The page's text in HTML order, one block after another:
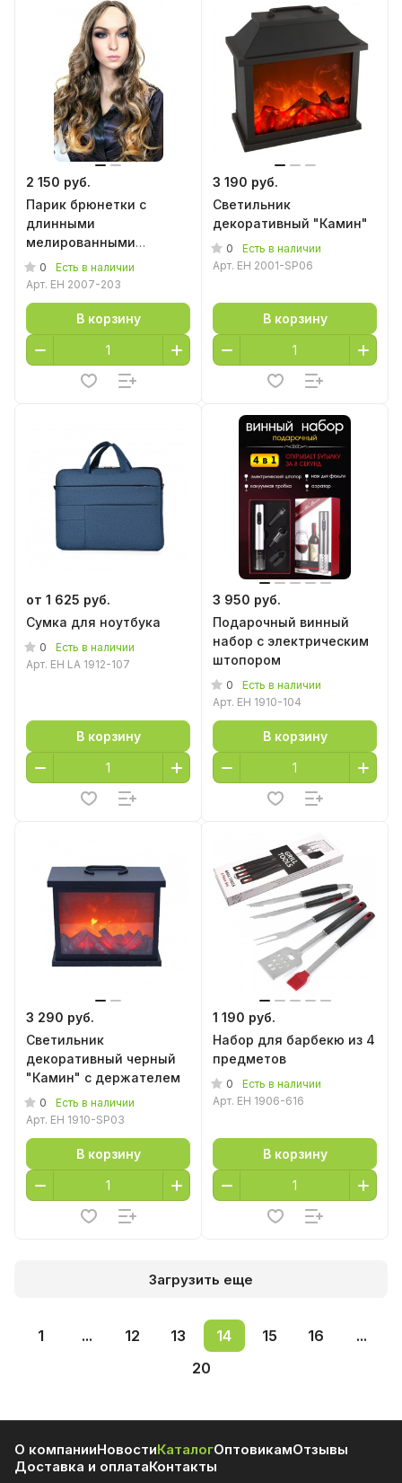
2 150 руб.
Парик брюнетки с
длинными
мелированными
волосами
0
Есть в наличии
Арт. EH 2007-203
В корзину
3 190 руб.
Светильник
декоративный "Камин"
0
Есть в наличии
Арт. EH 2001-SP06
В корзину
от 1 625 руб.
Сумка для ноутбука
0
Есть в наличии
Арт. EH LA 1912-107
В корзину
3 950 руб.
Подарочный винный
набор с электрическим
штопором
0
Есть в наличии
Арт. EH 1910-104
В корзину
3 290 руб.
Светильник
декоративный черный
"Камин" с держателем
0
Есть в наличии
Арт. EH 1910-SP03
В корзину
1 190 руб.
Набор для барбекю из 4
предметов
0
Есть в наличии
Арт. EH 1906-616
В корзину
Загрузить еще
1 ... 12 13 14 15 16
...
20
О компанииНовостиКаталогОптовикамОтзывы
Доставка и оплатаКонтакты